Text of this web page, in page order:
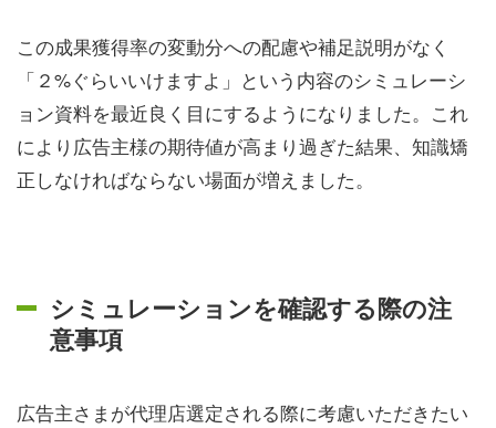
この成果獲得率の変動分への配慮や補足説明がなく
「２%ぐらいいけますよ」という内容のシミュレーシ
ョン資料を最近良く目にするようになりました。これ
により広告主様の期待値が高まり過ぎた結果、知識矯
正しなければならない場面が増えました。
シミュレーションを確認する際の注
意事項
広告主さまが代理店選定される際に考慮いただきたい